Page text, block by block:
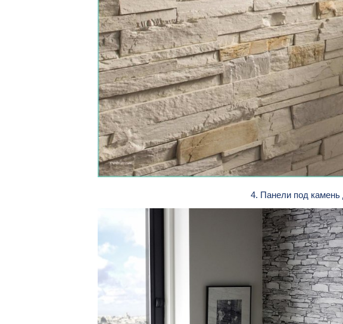
4. Панели под камень